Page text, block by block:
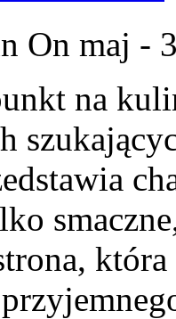
On maj -
na